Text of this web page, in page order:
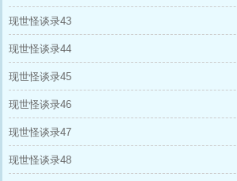
现世怪谈录43
现世怪谈录44
现世怪谈录45
现世怪谈录46
现世怪谈录47
现世怪谈录48